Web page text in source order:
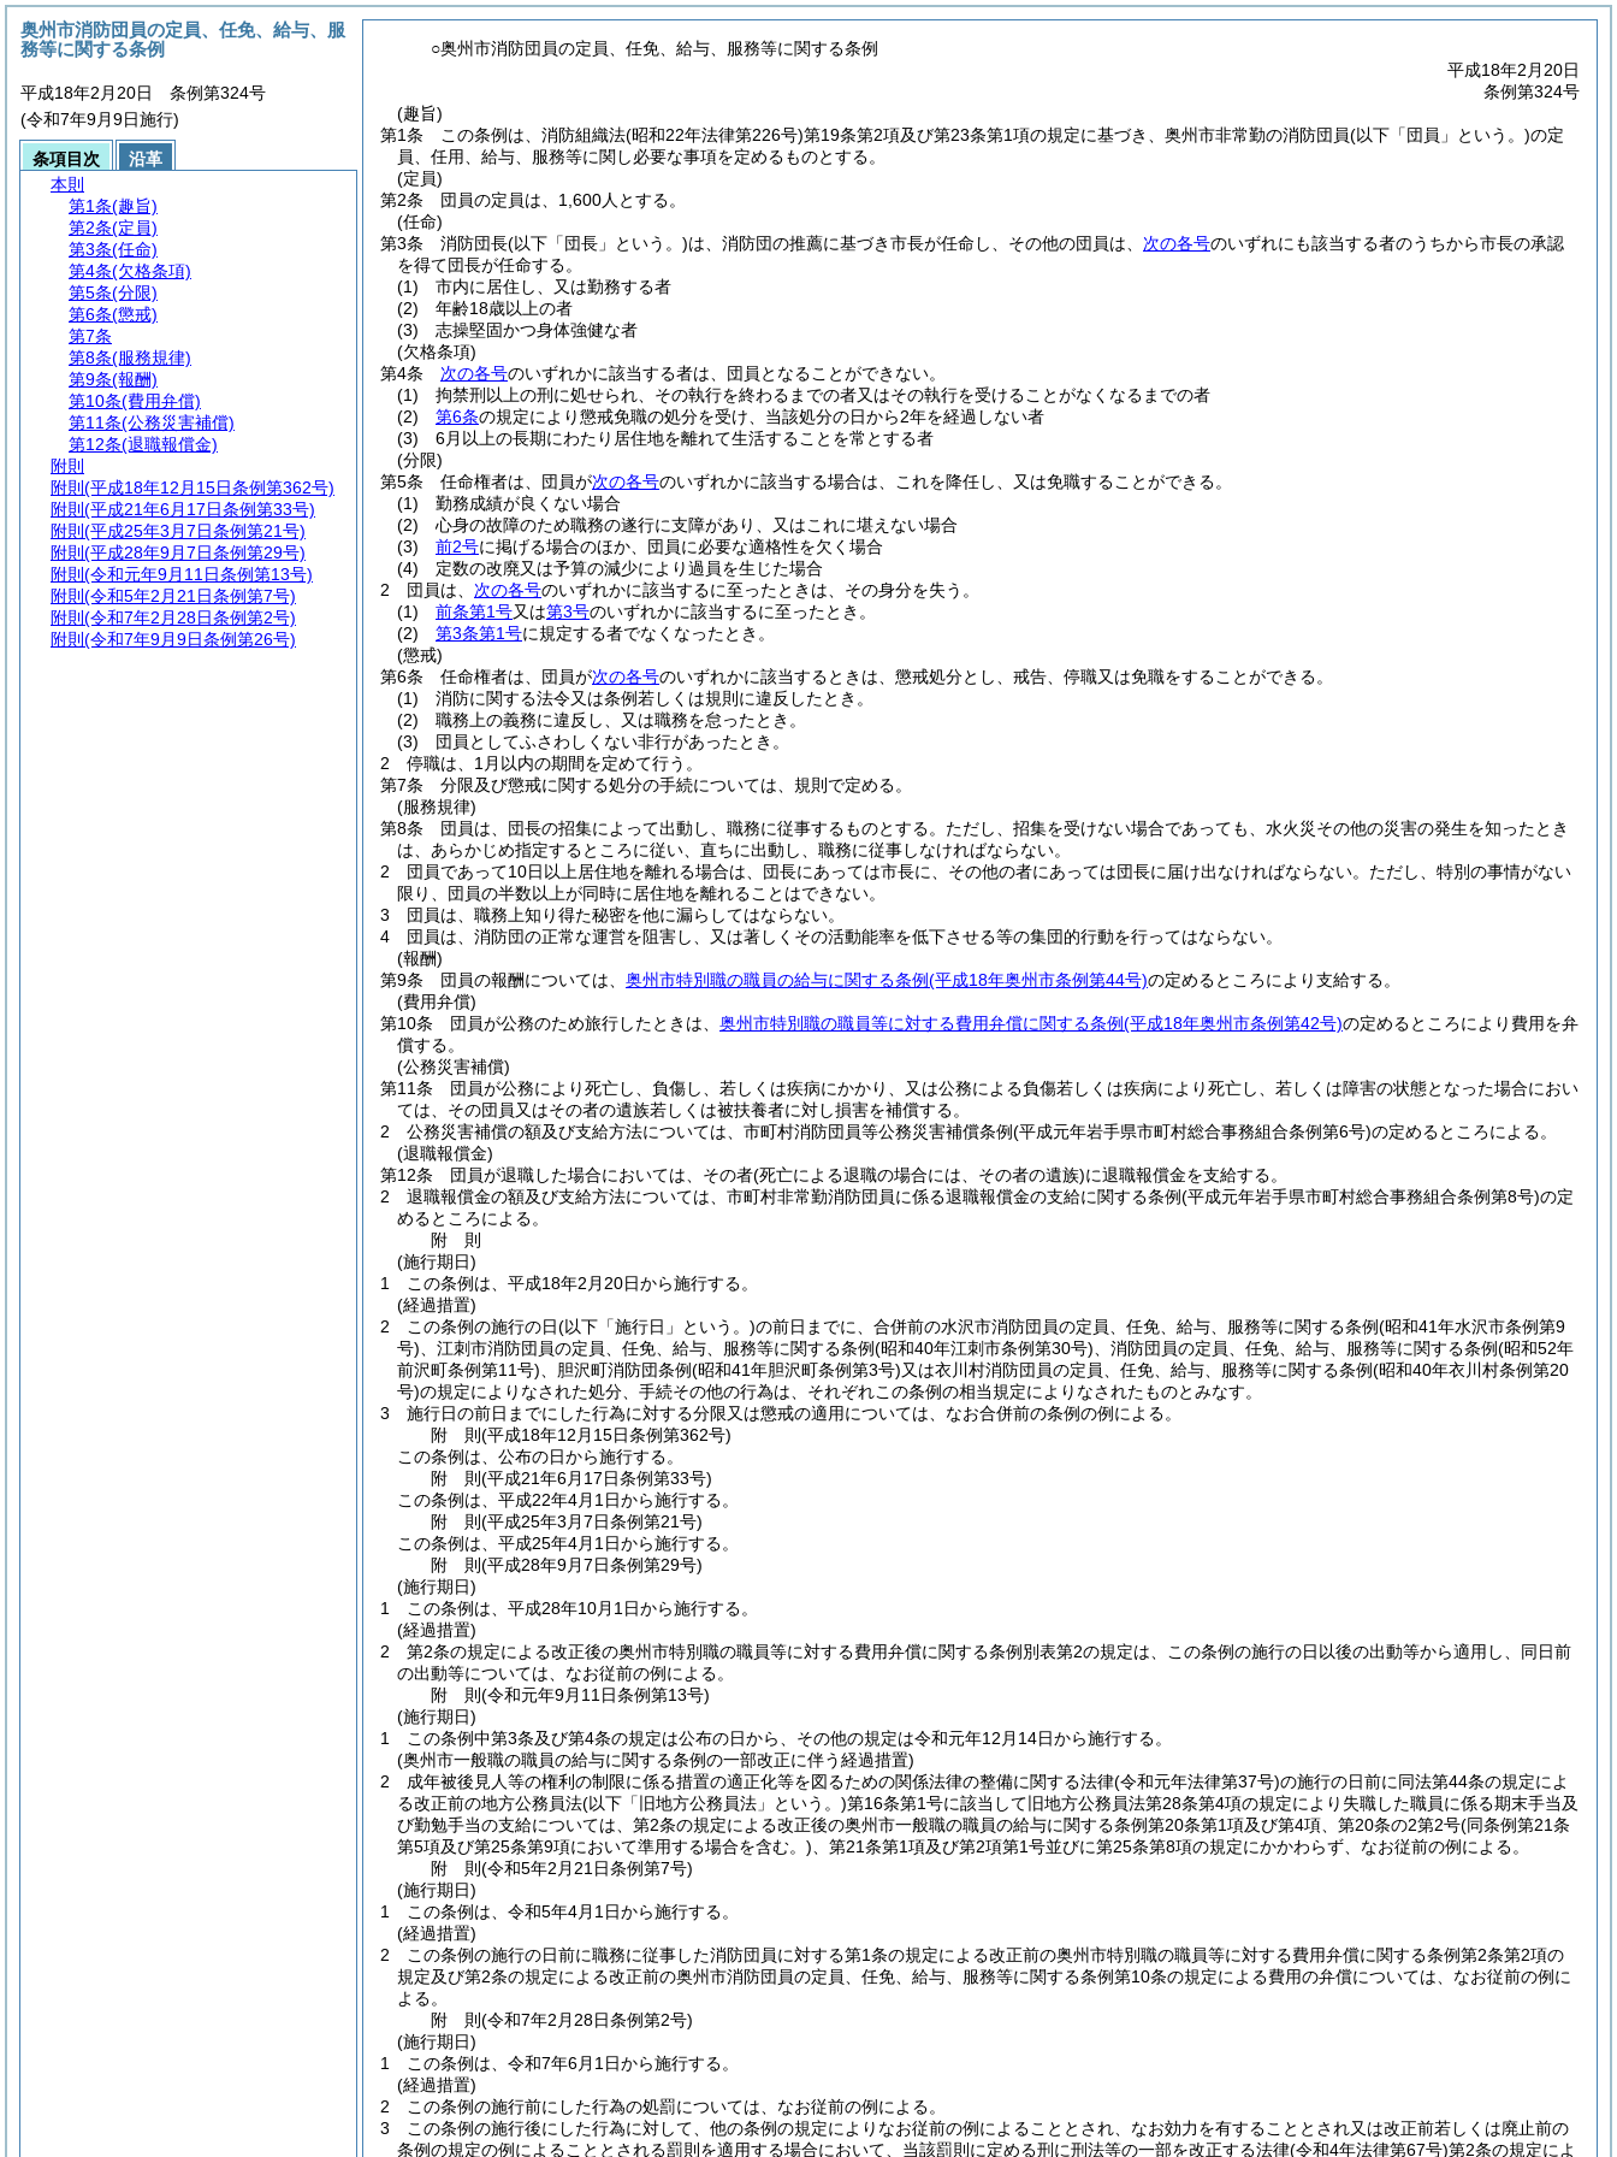
○奥州市消防団員の定員、任免、給与、服務等に関する条例
平成18年2月20日
条例第324号
(趣旨)
第1条
この条例は、消防組織法(昭和22年法律第226号)第19条第2項及び第23条第1項の規定に基づき、奥州市非常勤の消防団員(以下「団員」という。)の定
員、任用、給与、服務等に関し必要な事項を定めるものとする。
(定員)
第2条
団員の定員は、1,600人とする。
(任命)
第3条
消防団長(以下「団長」という。)は、消防団の推薦に基づき市長が任命し、その他の団員は、 次の各号のいずれにも該当する者のうちから市長の承認
を得て団長が任命する。
(1)
市内に居住し、又は勤務する者
(2)
年齢18歳以上の者
(3)
志操堅固かつ身体強健な者
(欠格条項)
第4条
次の各号のいずれかに該当する者は、団員となることができない。
(1)
拘禁刑以上の刑に処せられ、その執行を終わるまでの者又はその執行を受けることがなくなるまでの者
(2)
第6条の規定により懲戒免職の処分を受け、当該処分の日から2年を経過しない者
(3)
6月以上の長期にわたり居住地を離れて生活することを常とする者
(分限)
第5条
任命権者は、団員が次の各号のいずれかに該当する場合は、これを降任し、又は免職することができる。
(1)
勤務成績が良くない場合
(2)
心身の故障のため職務の遂行に支障があり、又はこれに堪えない場合
(3)
前2号に掲げる場合のほか、団員に必要な適格性を欠く場合
(4)
定数の改廃又は予算の減少により過員を生じた場合
2
団員は、 次の各号のいずれかに該当するに至ったときは、その身分を失う。
(1)
前条第1号又は第3号のいずれかに該当するに至ったとき。
(2)
第3条第1号に規定する者でなくなったとき。
(懲戒)
第6条
任命権者は、団員が次の各号のいずれかに該当するときは、懲戒処分とし、戒告、停職又は免職をすることができる。
(1)
消防に関する法令又は条例若しくは規則に違反したとき。
(2)
職務上の義務に違反し、又は職務を怠ったとき。
(3)
団員としてふさわしくない非行があったとき。
2
停職は、1月以内の期間を定めて行う。
第7条
分限及び懲戒に関する処分の手続については、規則で定める。
(服務規律)
第8条
団員は、団長の招集によって出動し、職務に従事するものとする。 ただし、招集を受けない場合であっても、水火災その他の災害の発生を知ったとき
は、あらかじめ指定するところに従い、直ちに出動し、職務に従事しなければならない。
2
団員であって10日以上居住地を離れる場合は、団長にあっては市長に、その他の者にあっては団長に届け出なければならない。 ただし、特別の事情がない
限り、団員の半数以上が同時に居住地を離れることはできない。
3
団員は、職務上知り得た秘密を他に漏らしてはならない。
4
団員は、消防団の正常な運営を阻害し、又は著しくその活動能率を低下させる等の集団的行動を行ってはならない。
(報酬)
第9条
団員の報酬については、 奥州市特別職の職員の給与に関する条例(平成18年奥州市条例第44号)の定めるところにより支給する。
(費用弁償)
第10条
団員が公務のため旅行したときは、 奥州市特別職の職員等に対する費用弁償に関する条例(平成18年奥州市条例第42号)の定めるところにより費用を弁
償する。
(公務災害補償)
第11条
団員が公務により死亡し、負傷し、若しくは疾病にかかり、又は公務による負傷若しくは疾病により死亡し、若しくは障害の状態となった場合におい
ては、その団員又はその者の遺族若しくは被扶養者に対し損害を補償する。
2
公務災害補償の額及び支給方法については、市町村消防団員等公務災害補償条例(平成元年岩手県市町村総合事務組合条例第6号)の定めるところによる。
(退職報償金)
第12条
団員が退職した場合においては、その者(死亡による退職の場合には、その者の遺族)に退職報償金を支給する。
2
退職報償金の額及び支給方法については、市町村非常勤消防団員に係る退職報償金の支給に関する条例(平成元年岩手県市町村総合事務組合条例第8号)の定
めるところによる。
附 則
(施行期日)
1
この条例は、平成18年2月20日から施行する。
(経過措置)
2
この条例の施行の日(以下「施行日」という。)の前日までに、合併前の水沢市消防団員の定員、任免、給与、服務等に関する条例(昭和41年水沢市条例第9
号) 、江刺市消防団員の定員、任免、給与、服務等に関する条例(昭和40年江刺市条例第30号) 、消防団員の定員、任免、給与、服務等に関する条例(昭和52年
前沢町条例第11号) 、胆沢町消防団条例(昭和41年胆沢町条例第3号)又は衣川村消防団員の定員、任免、給与、服務等に関する条例(昭和40年衣川村条例第20
号)の規定によりなされた処分、手続その他の行為は、それぞれこの条例の相当規定によりなされたものとみなす。
3
施行日の前日までにした行為に対する分限又は懲戒の適用については、なお合併前の条例の例による。
附 則(平成18年12月15日条例第362号)
この条例は、公布の日から施行する。
附 則(平成21年6月17日条例第33号)
この条例は、平成22年4月1日から施行する。
附 則(平成25年3月7日条例第21号)
この条例は、平成25年4月1日から施行する。
附 則(平成28年9月7日条例第29号)
(施行期日)
1
この条例は、平成28年10月1日から施行する。
(経過措置)
2
第2条の規定による改正後の奥州市特別職の職員等に対する費用弁償に関する条例別表第2の規定は、この条例の施行の日以後の出動等から適用し、同日前
の出動等については、なお従前の例による。
附 則(令和元年9月11日条例第13号)
(施行期日)
1
この条例中第3条及び第4条の規定は公布の日から、その他の規定は令和元年12月14日から施行する。
(奥州市一般職の職員の給与に関する条例の一部改正に伴う経過措置)
2
成年被後見人等の権利の制限に係る措置の適正化等を図るための関係法律の整備に関する法律(令和元年法律第37号)の施行の日前に同法第44条の規定によ
る改正前の地方公務員法(以下「旧地方公務員法」という。)第16条第1号に該当して旧地方公務員法第28条第4項の規定により失職した職員に係る期末手当及
び勤勉手当の支給については、第2条の規定による改正後の奥州市一般職の職員の給与に関する条例第20条第1項及び第4項、第20条の2第2号(同条例第21条
第5項及び第25条第9項において準用する場合を含む。) 、第21条第1項及び第2項第1号並びに第25条第8項の規定にかかわらず、なお従前の例による。
附 則(令和5年2月21日条例第7号)
(施行期日)
1
この条例は、令和5年4月1日から施行する。
(経過措置)
2
この条例の施行の日前に職務に従事した消防団員に対する第1条の規定による改正前の奥州市特別職の職員等に対する費用弁償に関する条例第2条第2項の
規定及び第2条の規定による改正前の奥州市消防団員の定員、任免、給与、服務等に関する条例第10条の規定による費用の弁償については、なお従前の例に
よる。
附 則(令和7年2月28日条例第2号)
(施行期日)
1
この条例は、令和7年6月1日から施行する。
(経過措置)
2
この条例の施行前にした行為の処罰については、なお従前の例による。
3
この条例の施行後にした行為に対して、他の条例の規定によりなお従前の例によることとされ、なお効力を有することとされ又は改正前若しくは廃止前の
条例の規定の例によることとされる罰則を適用する場合において、当該罰則に定める刑に刑法等の一部を改正する法律(令和4年法律第67号)第2条の規定によ
奥州市消防団員の定員、任免、給与、服
務等に関する条例
平成18年2月20日 条例第324号
(令和7年9月9日施行)
条項目次
沿革
本則
第1条(趣旨)
第2条(定員)
第3条(任命)
第4条(欠格条項)
第5条(分限)
第6条(懲戒)
第7条
第8条(服務規律)
第9条(報酬)
第10条(費用弁償)
第11条(公務災害補償)
第12条(退職報償金)
附則
附則 (平成18年12月15日条例第362号)
附則 (平成21年6月17日条例第33号)
附則 (平成25年3月7日条例第21号)
附則 (平成28年9月7日条例第29号)
附則 (令和元年9月11日条例第13号)
附則 (令和5年2月21日条例第7号)
附則 (令和7年2月28日条例第2号)
附則 (令和7年9月9日条例第26号)